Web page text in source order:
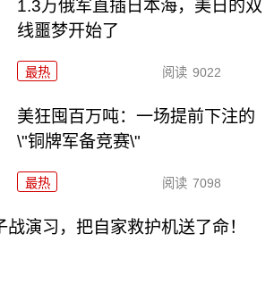
1.3万俄军直插日本海，美日的双
线噩梦开始了
最热 阅读 9022
美狂囤百万吨：一场提前下注的
\"铜牌军备竞赛\"
最热 阅读 7098
演习，把自家救护机送了命！